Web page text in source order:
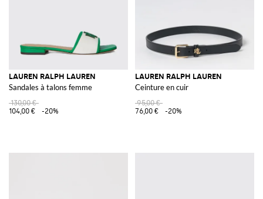
LAUREN RALPH LAUREN
Sandales à talons femme
130,00 €
104,00 €
-20%
LAUREN RALPH LAUREN
Ceinture en cuir
95,00 €
76,00 €
-20%